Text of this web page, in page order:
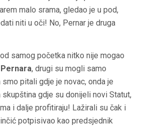
malo srama, gledao je u pod,
niti u oči! No, Pernar je druga
od samog početka nitko nije mogao
, drugi su mogli samo
pitali gdje je novac, onda je
gdje su donijeli novi Statut,
i dalje profitiraju! Lažirali su čak i
potpisivao kao predsjednik